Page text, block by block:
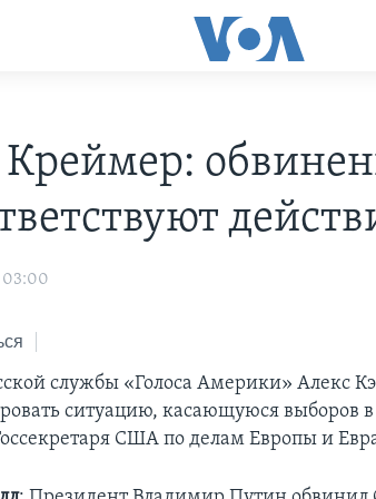
03:00
службы «Голоса Америки» Алекс
ситуацию, касающуюся выборов
США по делам Европы и